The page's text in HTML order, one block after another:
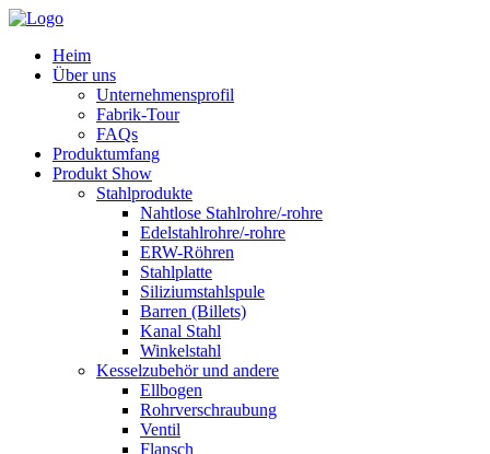
Heim
Über uns
Unternehmensprofil
Fabrik-Tour
FAQs
Produktumfang
Produkt Show
Stahlprodukte
Nahtlose Stahlrohre/-rohre
Edelstahlrohre/-rohre
ERW-Röhren
Stahlplatte
Siliziumstahlspule
Barren (Billets)
Kanal Stahl
Winkelstahl
Kesselzubehör und andere
Ellbogen
Rohrverschraubung
Ventil
Flansch